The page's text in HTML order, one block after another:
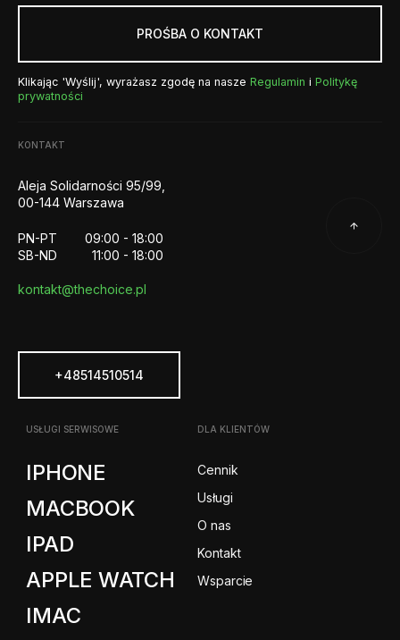
PROŚBA O KONTAKT
Klikając 'Wyślij', wyrażasz zgodę na nasze Regulamin i Politykę
prywatności
KONTAKT
Aleja Solidarności 95/99,
00-144 Warszawa
PN-PT
09:00 - 18:00
SB-ND
11:00 - 18:00
kontakt@thechoice.pl
+48514510514
USŁUGI SERWISOWE
IPHONE
MACBOOK
IPAD
APPLE WATCH
IMAC
DLA KLIENTÓW
Cennik
Usługi
O nas
Kontakt
Wsparcie